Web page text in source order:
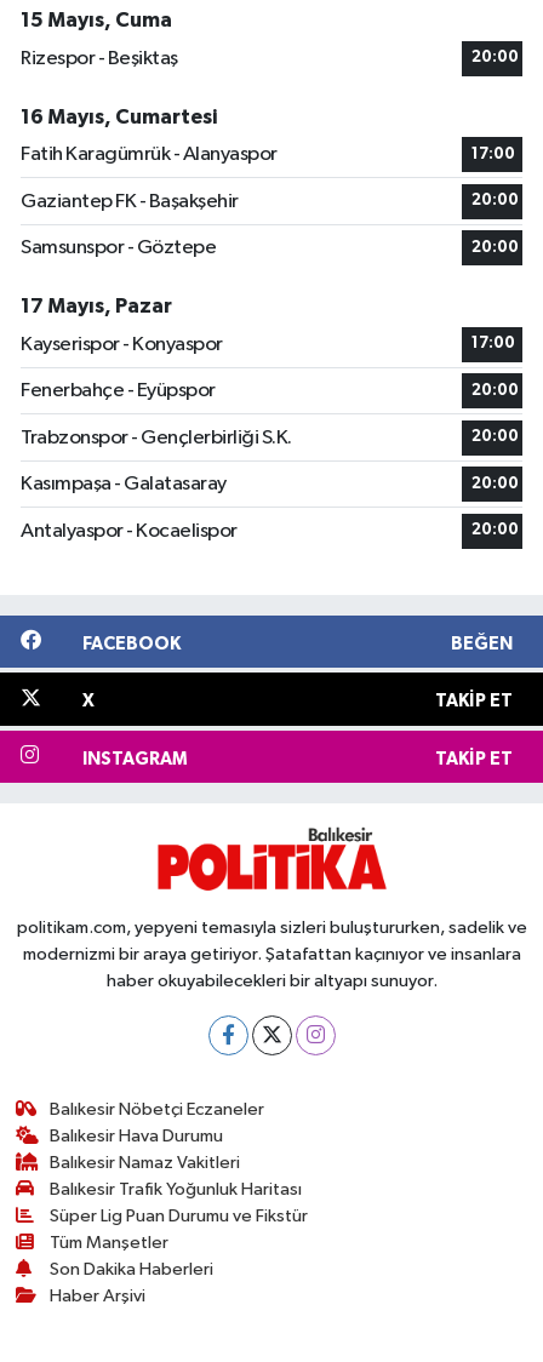
15 Mayıs, Cuma
Rizespor - Beşiktaş
20:00
16 Mayıs, Cumartesi
Fatih Karagümrük - Alanyaspor
17:00
Gaziantep FK - Başakşehir 20:00
Samsunspor - Göztepe 20:00
17 Mayıs, Pazar
Kayserispor - Konyaspor
17:00
Fenerbahçe - Eyüpspor 20:00
Trabzonspor - Gençlerbirliği S.K. 20:00
Kasımpaşa - Galatasaray 20:00
Antalyaspor - Kocaelispor 20:00
FACEBOOK BEĞEN
X TAKIP ET
INSTAGRAM TAKIP ET
politikam.com, yepyeni temasıyla sizleri buluştururken, sadelik ve
modernizmi bir araya getiriyor. Şatafattan kaçınıyor ve insanlara
haber okuyabilecekleri bir altyapı sunuyor.
Balıkesir Nöbetçi Eczaneler
Balıkesir Hava Durumu
Balıkesir Namaz Vakitleri
Balıkesir Trafik Yoğunluk Haritası
Süper Lig Puan Durumu ve Fikstür
Tüm Manşetler
Son Dakika Haberleri
Haber Arşivi